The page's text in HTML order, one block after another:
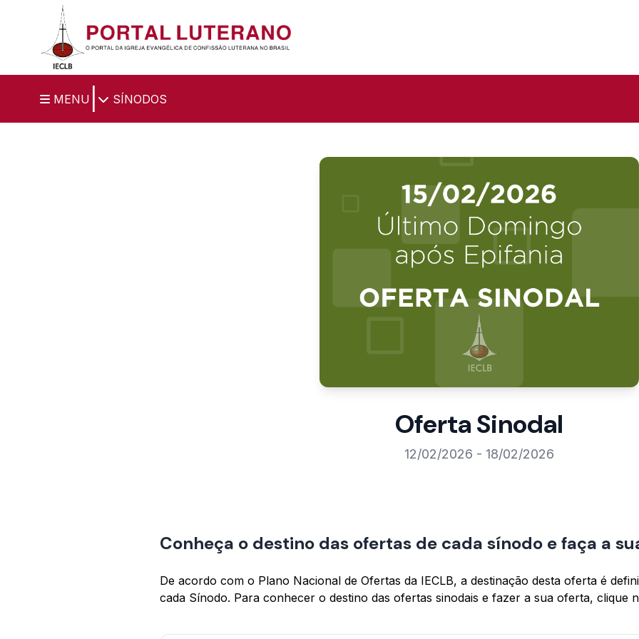
Ir para o conteúdo principal
MENU SÍNODOS
Oferta Sinodal
12/02/2026 - 18/02/2026
Conheça o destino das ofertas de cada sínodo e faça a
De acordo com o Plano Nacional de Ofertas da IECLB, a destinação desta oferta é
cada Sínodo. Para conhecer o destino das ofertas sinodais e fazer a sua oferta, clique